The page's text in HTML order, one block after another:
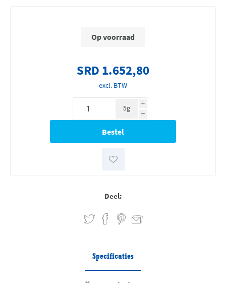
Op voorraad
SRD 1.652,80
excl. BTW
i
h
5g
Deel:
Specificaties